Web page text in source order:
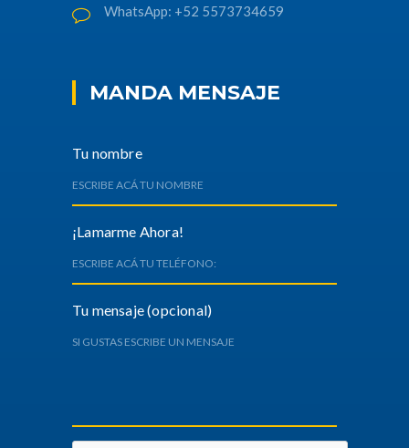
WhatsApp: +52 5573734659
MANDA MENSAJE
Tu nombre
¡Lamarme Ahora!
Tu mensaje (opcional)